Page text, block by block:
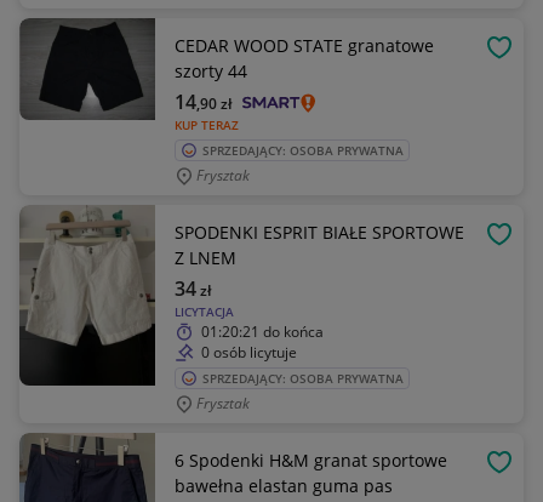
CEDAR WOOD STATE granatowe
szorty 44
KUP TERAZ
14,90zł
SPRZEDAJĄCY: OSOBA PRYWATNA
Frysztak
SPODENKI ESPRIT BIAŁE SPORTOWE
Z LNEM
LICYTACJA
34zł
01:20:21 do końca
0 osób licytuje
SPRZEDAJĄCY: OSOBA PRYWATNA
Frysztak
6 Spodenki H&M granat sportowe
bawełna elastan guma pas